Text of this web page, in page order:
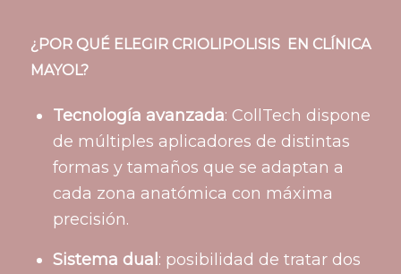
¿POR QUÉ ELEGIR CRIOLIPOLISIS EN CLÍNICA
MAYOL?
Tecnología avanzada: CollTech dispone
de múltiples aplicadores de distintas
formas y tamaños que se adaptan a
cada zona anatómica con máxima
precisión.
Sistema dual: posibilidad de tratar dos